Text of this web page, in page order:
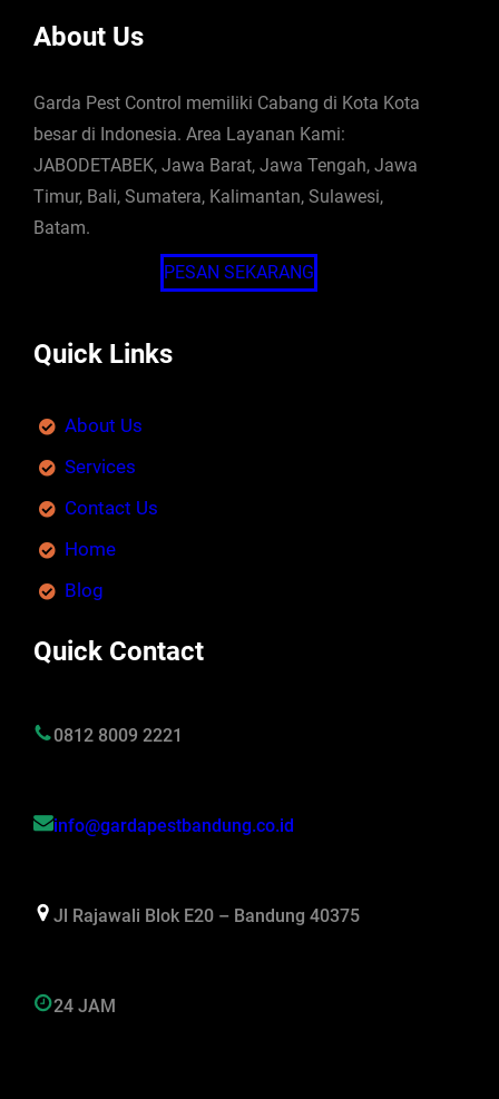
About Us
Garda Pest Control memiliki Cabang di Kota Kota
besar di Indonesia. Area Layanan Kami:
JABODETABEK, Jawa Barat, Jawa Tengah, Jawa
Timur, Bali, Sumatera, Kalimantan, Sulawesi,
Batam.
PESAN SEKARANG
Quick Links
About Us
Services
Contact Us
Home
Blog
Quick Contact
0812 8009 2221
info@gardapestbandung.co.id
Jl Rajawali Blok E20 – Bandung 40375
24 JAM